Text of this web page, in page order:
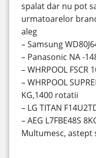
spalat dar nu pot
urmatoarelor
aleg
– Samsung
– Panasonic NA -
– WHRPOOL
– WHRPOOL
KG,1400 rotatii
– LG TITAN
– AEG L7FBE48S
Multumesc, astept